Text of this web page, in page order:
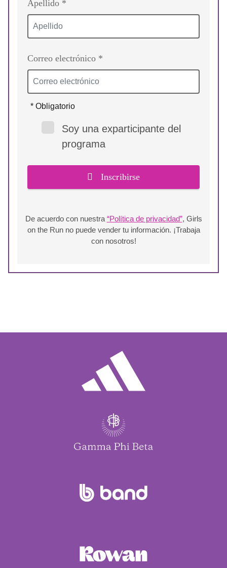
Apellido *
Correo electrónico *
Inscribirse
* Obligatorio
Soy una exparticipante del
programa
De acuerdo con nuestra “Política de privacidad”, Girls
on the Run no puede vender tu información. ¡Trabaja
con nosotros!